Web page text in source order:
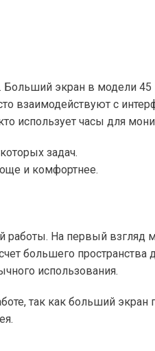
экран в модели
взаимодействуют с
использует часы для
задач.
и комфортнее.
На первый взгляд
большего
использования.
так как больший